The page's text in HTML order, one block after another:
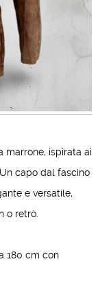
marrone, ispirata ai
capo dal fascino
e versatile,
o retrò.
180 cm con